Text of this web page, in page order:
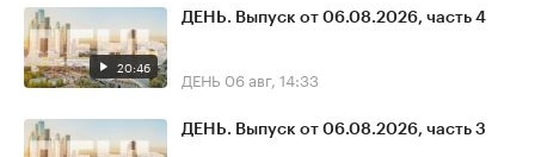
20:46
ДЕНЬ. Выпуск от 06.08.2026, часть 4
ДЕНЬ 06 авг, 14:33
ДЕНЬ. Выпуск от 06.08.2026, часть 3